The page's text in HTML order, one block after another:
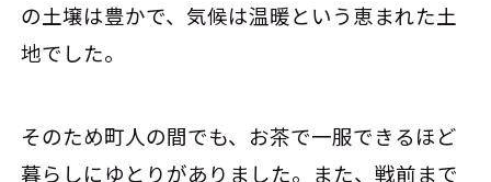
の土壌は豊かで、気候は温暖という恵まれた土
地でした。
そのため町人の間でも、お茶で一服できるほど
暮らしにゆとりがありました。また、戦前まで